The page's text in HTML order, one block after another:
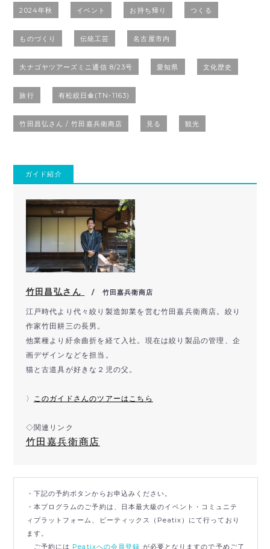
2024年秋 イベント お持ち帰り つくる
ものづくり 伝統工芸 名古屋市内
大ナゴヤツアーズミニ通信 8/23号 愛知県 文化歴史
旅行 有松絞日傘(TN-1163)
竹田昌弘さん / 竹田嘉兵衛商店 見る 観光
ガイド紹介
竹田昌弘さん / 竹田嘉兵衛商店
江戸時代より代々絞り製造卸業を営む竹田嘉兵衛商店。絞り
作家竹田耕三の長男。
他業種より紆余曲折を経て入社。現在は絞り製品の管理、企
画デザインなどを担当。
猫と古道具が好きな２児の父。
〉 このガイドさんのツアーはこちら
◇関連リンク
竹田嘉兵衛商店
・下記の予約ボタンからお申込みください。
・本プログラムのご予約は、日本最大級のイベント・コミュニテ
ィプラットフォーム、ピーティックス（Peatix）にて行っており
ます。
ご予約には Peatixへの会員登録 が必要となりますので予めご了